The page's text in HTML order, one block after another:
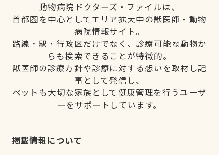
動物病院ドクターズ・ファイルは、
首都圏を中心としてエリア拡大中の獣医師・動物
病院情報サイト。
路線・駅・行政区だけでなく、診療可能な動物か
らも検索できることが特徴的。
獣医師の診療方針や診療に対する想いを取材し記
事として発信し、
ペットも大切な家族として健康管理を行うユーザ
ーをサポートしています。
掲載情報について